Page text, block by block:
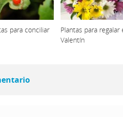
para conciliar
Plantas para regalar
Valentín